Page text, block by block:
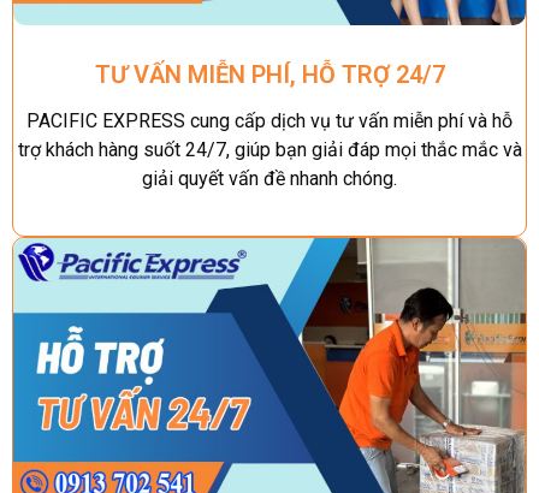
TƯ VẤN MIỄN PHÍ, HỖ TRỢ 24/7
PACIFIC EXPRESS cung cấp dịch vụ tư vấn miễn phí và hỗ
trợ khách hàng suốt 24/7, giúp bạn giải đáp mọi thắc mắc và
giải quyết vấn đề nhanh chóng.